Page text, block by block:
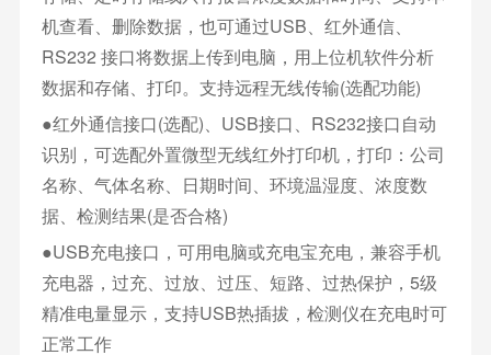
机查看、删除数据，也可通过USB、红外通信、
RS232 接口将数据上传到电脑，用上位机软件分析
数据和存储、打印。支持远程无线传输(选配功能)
●红外通信接口(选配)、USB接口、RS232接口自动
识别，可选配外置微型无线红外打印机，打印：公司
名称、气体名称、日期时间、环境温湿度、浓度数
据、检测结果(是否合格)
●USB充电接口，可用电脑或充电宝充电，兼容手机
充电器，过充、过放、过压、短路、过热保护，5级
精准电量显示，支持USB热插拔，检测仪在充电时可
正常工作